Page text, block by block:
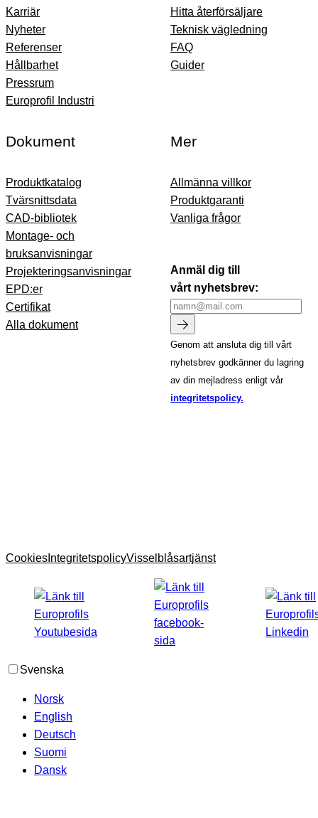
Karriär
Nyheter
Referenser
Hållbarhet
Pressrum
Europrofil Industri
Hitta återförsäljare
Teknisk vägledning
FAQ
Guider
Dokument
Produktkatalog
Tvärsnittsdata
CAD-bibliotek
Montage- och
bruksanvisningar
Projekteringsanvisningar
EPD:er
Certifikat
Alla dokument
Mer
Allmänna villkor
Produktgaranti
Vanliga frågor
Anmäl dig till
vårt nyhetsbrev:
Genom att ansluta dig till vårt
nyhetsbrev godkänner du lagring
av din mejladress enligt vår
integritetspolicy.
Cookies IntegritetspolicyVisselblåsartjänst
Svenska
Norsk
English
Deutsch
Suomi
Dansk